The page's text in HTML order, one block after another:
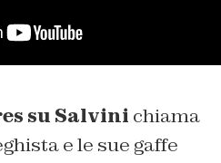
su Salvini chiama
e le sue gaffe